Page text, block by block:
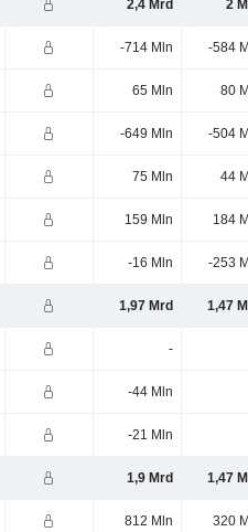
2,4 Mrd 2
-714 Mln -584
65 Mln 80
-649 Mln -504
75 Mln 44
159 Mln 184
-16 Mln -253
1,97 Mrd 1,47
-
-44 Mln
-21 Mln
1,9 Mrd 1,47
812 Mln 320